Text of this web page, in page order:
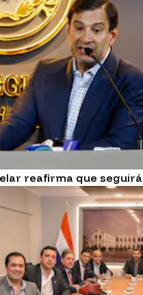
reafirma que